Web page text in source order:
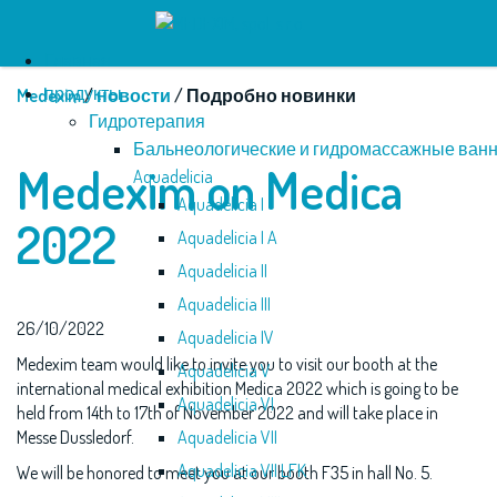
продукты
Гидротерапия
Бальнеологические и гидромассажные
Aquadelicia
Aquadelicia I
Aquadelicia I A
Aquadelicia II
Aquadelicia III
Aquadelicia IV
Aquadelicia V
Aquadelicia VI
Aquadelicia VII
Aquadelicia VII LFK
Medexim/новости / Подробно новинки
Medexim on Medica
2022
26/10/2022
Medexim team would like to invite you to visit our booth at the
international medical exhibition Medica 2022 which is going to be
held from 14th to 17th of November 2022 and will take place in
Messe Dussledorf.
We will be honored to meet you at our booth F35 in hall No. 5.